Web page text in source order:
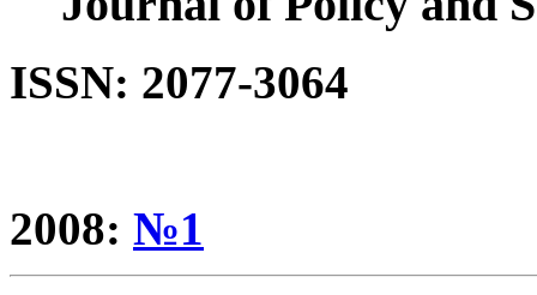
ISSN: 2077-3064
2008: №1